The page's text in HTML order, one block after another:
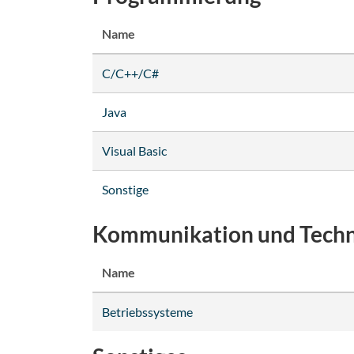
Name
C/C++/C#
Java
Visual Basic
Sonstige
Kommunikation und
Name
Betriebssysteme